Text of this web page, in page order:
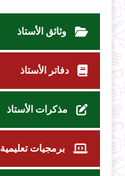
وثائق الأستاذ
دفاتر الأستاذ
مذكرات الأستاذ
برمجيات تعليمية